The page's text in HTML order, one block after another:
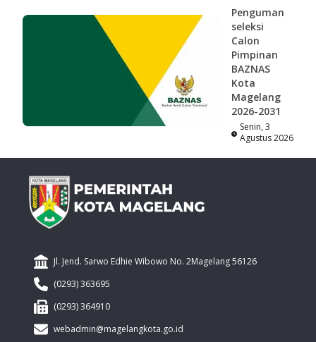
Penguman
seleksi
Calon
Pimpinan
BAZNAS
Kota
Magelang
2026-2031
Senin, 3
Agustus 2026
Jl. Jend. Sarwo Edhie Wibowo No. 2Magelang 56126
(0293) 363695
(0293) 364910
webadmin@magelangkota.go.id